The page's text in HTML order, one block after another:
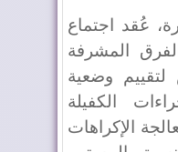
عُقد اجتماع
المشرفة
وضعية
الكفيلة
الإكراهات